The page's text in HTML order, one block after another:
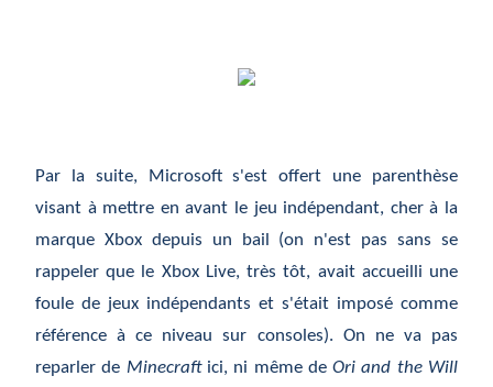
Par la suite, Microsoft s'est offert une parenthèse
visant à mettre en avant le jeu indépendant, cher à la
marque Xbox depuis un bail (on n'est pas sans se
rappeler que le Xbox Live, très tôt, avait accueilli une
foule de jeux indépendants et s'était imposé comme
référence à ce niveau sur consoles). On ne va pas
reparler de Minecraftici, ni même deOri and the Will